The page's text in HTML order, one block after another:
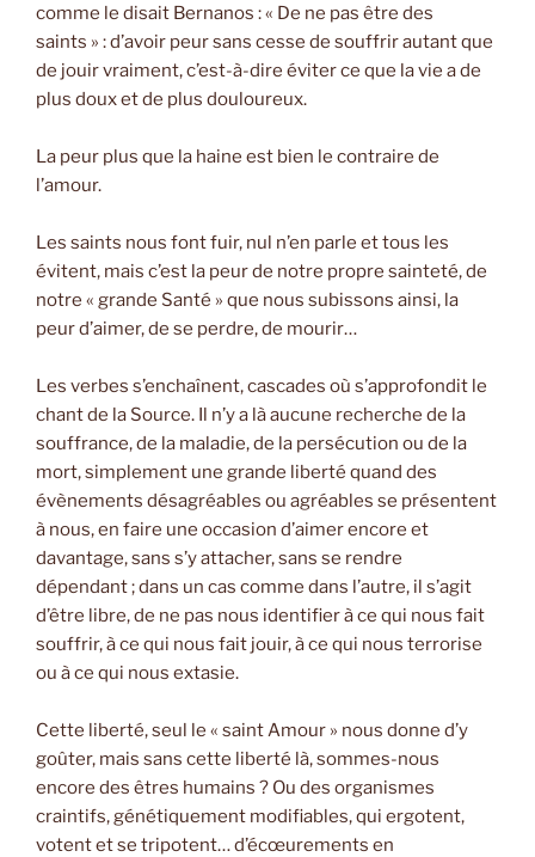
comme le disait Bernanos : « De ne pas être des
saints » : d’avoir peur sans cesse de souffrir autant que
de jouir vraiment, c’est-à-dire éviter ce que la vie a de
plus doux et de plus douloureux.
La peur plus que la haine est bien le contraire de
l’amour.
Les saints nous font fuir, nul n’en parle et tous les
évitent, mais c’est la peur de notre propre sainteté, de
notre « grande Santé » que nous subissons ainsi, la
peur d’aimer, de se perdre, de mourir…
Les verbes s’enchaînent, cascades où s’approfondit le
chant de la Source. Il n’y a là aucune recherche de la
souffrance, de la maladie, de la persécution ou de la
mort, simplement une grande liberté quand des
évènements désagréables ou agréables se présentent
à nous, en faire une occasion d’aimer encore et
davantage, sans s’y attacher, sans se rendre
dépendant ; dans un cas comme dans l’autre, il s’agit
d’être libre, de ne pas nous identifier à ce qui nous fait
souffrir, à ce qui nous fait jouir, à ce qui nous terrorise
ou à ce qui nous extasie.
Cette liberté, seul le « saint Amour » nous donne d’y
goûter, mais sans cette liberté là, sommes-nous
encore des êtres humains ? Ou des organismes
craintifs, génétiquement modifiables, qui ergotent,
votent et se tripotent… d’écœurements en